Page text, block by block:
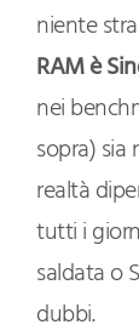
niente
RAM è
nei
sopra)
realtà
tutti i
saldata o
dubbi.